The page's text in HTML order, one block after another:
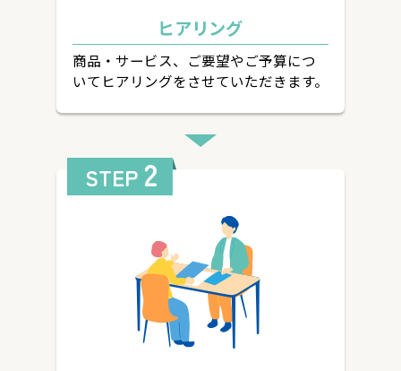
ヒアリング
商品・サービス、ご要望やご予算につ
いてヒアリングをさせていただきます。
STEP 2